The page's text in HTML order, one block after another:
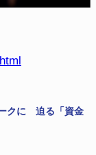
ークに 迫る「資金